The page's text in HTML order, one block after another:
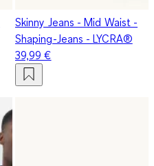
Skinny Jeans - Mid Waist -
Shaping-Jeans - LYCRA®
39,99 €